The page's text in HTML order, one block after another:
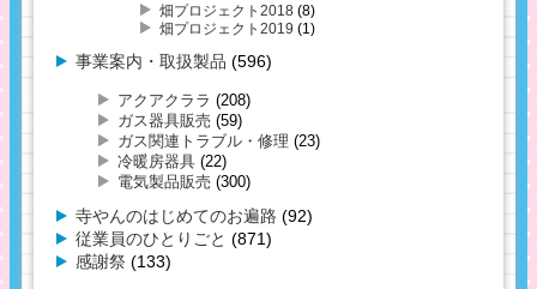
畑プロジェクト2018 (8)
畑プロジェクト2019 (1)
事業案内・取扱製品 (596)
アクアクララ (208)
ガス器具販売 (59)
ガス関連トラブル・修理 (23)
冷暖房器具 (22)
電気製品販売 (300)
寺やんのはじめてのお遍路 (92)
従業員のひとりごと (871)
感謝祭 (133)